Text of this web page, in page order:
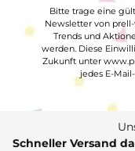
Bitte trage eine
Newsletter von
Trends und
werden. Diese
Zukunft unter
jedes E-
Schneller Versand